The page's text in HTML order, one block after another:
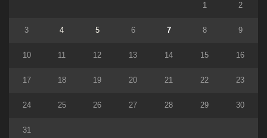
1 2
3 4 5 6 7 8 9
10 11 12 13 14 15 16
17 18 19 20 21 22 23
24 25 26 27 28 29 30
31